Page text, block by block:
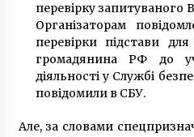
перевірку
Організаторам
перевірки підстави
громадянина РФ до
діяльності у Службі
повідомили в СБУ.
Але, за словами